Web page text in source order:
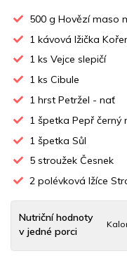
500 g Hovězí maso
1 kávová lžička
1 ks Vejce slepičí
1 ks Cibule
1 hrst Petržel - nať
1 špetka Pepř černý
1 špetka Sůl
5 stroužek Česnek
2 polévková lžíce
Nutriční hodnoty
v jedné porci